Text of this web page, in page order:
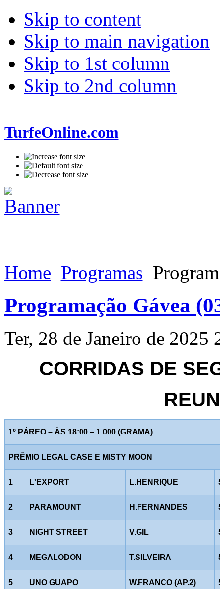
Skip to content
Skip to main navigation
Skip to 1st column
Skip to 2nd column
TurfeOnline.com
Home Programas
Programação Gávea
Ter, 28 de Janeiro de 2025
CORRIDAS DE
1º PÁREO – ÀS 18:00 – 1.000 (GRAMA)
PRÊMIO LEGAL CASE E MISTY MOON
1 L'EXPORT L.HENRIQUE
2 PARAMOUNT H.FERNANDES
3 NIGHT STREET V.GIL
4 MEGALODON T.SILVEIRA
5 UNO GUAPO W.FRANCO (AP.2)